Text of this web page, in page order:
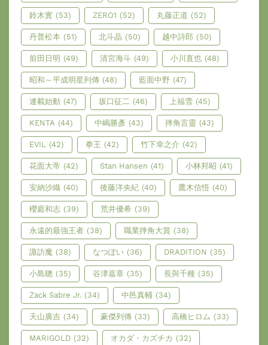
鈴木實 (53) ZERO1 (52) 丸藤正道 (52)
丹普松本 (51) 北斗晶 (50) 越中詩郎 (50)
前田日明 (49) 清宮海斗 (49) 小川直也 (48)
昭和～平成明星列傳 (48) 藍面中野 (47)
連載始動 (47) 坂口征二 (46) 上福雪 (45)
KENTA (44) 中嶋勝彥 (43) 摔角言靈 (43)
EVIL (42) 拳王 (42) 竹下幸之介 (42)
花面大帝 (42) Stan Hansen (41) 小林邦昭 (41)
安納沙織 (40) 後藤洋央紀 (40) 鷹木信悟 (40)
櫻庭和志 (39) 荒井優希 (39)
永遠的最強王者 (38) 職業摔角大賞 (38)
諏訪魔 (38) なつぽい (36) DRADITION (35)
小島聰 (35) 谷津嘉章 (35) 長與千種 (35)
Zack Sabre Jr. (34) 中邑真輔 (34)
天山廣吉 (34) 豪傑列傳 (33) 高橋ヒロム (33)
MARIGOLD (32) オカダ・カズチカ (32)